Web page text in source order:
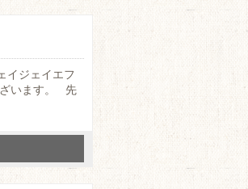
イジェイエフ
ざいます。 先